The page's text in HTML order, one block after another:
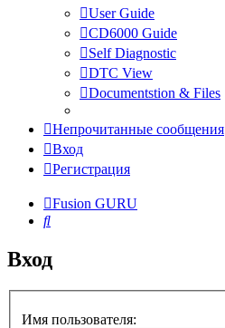
User Guide
CD6000 Guide
Self Diagnostic
DTC View
Documentstion & Files
Непрочитанные сообщения
Вход
Регистрация
Fusion GURU
Поиск
Вход
Имя пользователя: